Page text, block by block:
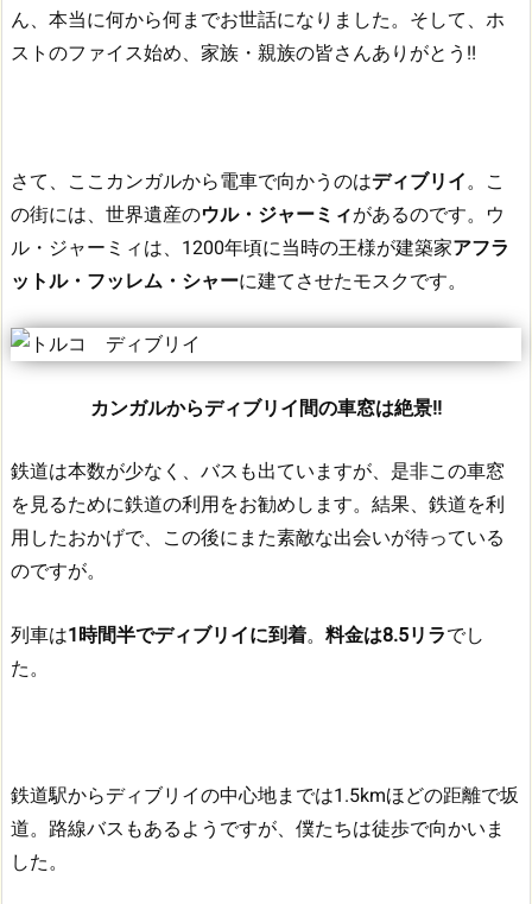
ん、本当に何から何までお世話になりました。 そして、ホ
ストのファイス始め、家族・親族の皆さんありがとう!!
さて、ここカンガルから電車で向かうのはディブリイ 。
こ
の街には、世界遺産のウル・ジャーミィがあるのです。
ウ
ル・ジャーミィは、1200年頃に当時の王様が建築家アフラ
ットル・フッレム・シャーに建てさせたモスクです。
カンガルからディブリイ間の車窓は絶景!!
鉄道は本数が少なく、バスも出ていますが、是非この車窓
を見るために鉄道の利用をお勧めします。 結果、鉄道を利
用したおかげで、この後にまた素敵な出会いが待っている
のですが。
列車は1時間半でディブリイに到着。 料金は8.5リラでし
た。
鉄道駅からディブリイの中心地までは1.5kmほどの距離で坂
道。 路線バスもあるようですが、僕たちは徒歩で向かいま
した。